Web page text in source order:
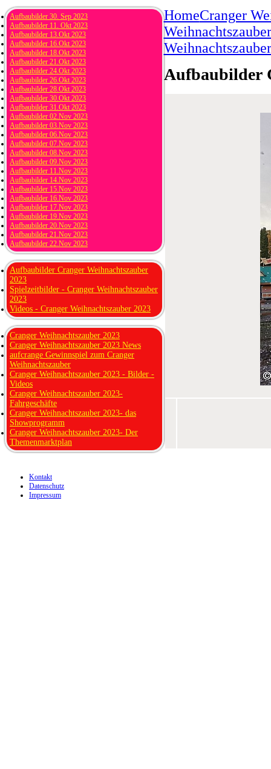
HomeCranger
Aufbaubilder
Aufbaubilder 30. Sep 2023
Aufbaubilder 11. Okt 2023
Aufbaubilder 13.Okt 2023
Aufbaubilder 16.Okt 2023
Aufbaubilder 18.Okt 2023
Aufbaubilder 21.Okt 2023
Aufbaubilder 24.Okt 2023
Aufbaubilder 26.Okt 2023
Aufbaubilder 28.Okt 2023
Aufbaubilder 30.Okt 2023
Aufbaubilder 31.Okt 2023
Aufbaubilder 02.Nov 2023
Aufbaubilder 03.Nov 2023
Aufbaubilder 06.Nov 2023
Aufbaubilder 07.Nov 2023
Aufbaubilder 08.Nov 2023
Aufbaubilder 09.Nov 2023
Aufbaubilder 11.Nov 2023
Aufbaubilder 14.Nov 2023
Aufbaubilder 15.Nov 2023
Aufbaubilder 16.Nov 2023
Aufbaubilder 17.Nov 2023
Aufbaubilder 19.Nov 2023
Aufbaubilder 20.Nov 2023
Aufbaubilder 21.Nov 2023
Aufbaubilder 22.Nov 2023
Aufbaubilder Cranger Weihnachtszauber
2023
Spielzeitbilder - Cranger Weihnachtszauber
2023
Videos - Cranger Weihnachtszauber 2023
Cranger Weihnachtszauber 2023
Cranger Weihnachtszauber 2023 News
aufcrange Gewinnspiel zum Cranger
Weihnachtszauber
Cranger Weihnachtszauber 2023 - Bilder -
Videos
Cranger Weihnachtszauber 2023-
Fahrgeschäfte
Cranger Weihnachtszauber 2023- das
Showprogramm
Cranger Weihnachtszauber 2023- Der
Themenmarktplan
Kontakt
Datenschutz
Impressum